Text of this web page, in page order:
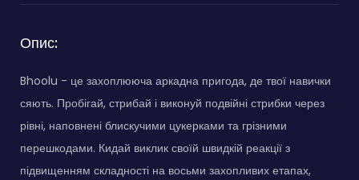
Опис:
Bhoolu - це захоплююча аркадна пригода, де твої навички
сяють. Пробігай, стрибай і виконуй подвійні стрибки через
рівні, наповнені блискучими цукерками та грізними
перешкодами. Кидай виклик своїй швидкій реакції з
підвищенням складності на восьми захопливих етапах,